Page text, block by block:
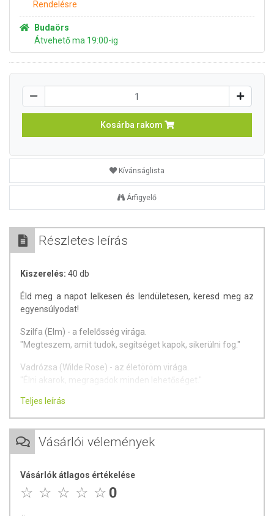
Rendelésre
Budaörs
Átvehető ma 19:00-ig
Kosárba rakom
Kívánságlista
Árfigyelő
Részletes leírás
Kiszerelés: 40 db
Éld meg a napot lelkesen és lendületesen, keresd meg az
egyensúlyodat!
Szilfa (Elm) - a felelősség virága.
"Megteszem, amit tudok, segítséget kapok, sikerülni fog."
Vadrózsa (Wilde Rose) - az életöröm virága.
"Élni akarok, megragadok minden lehetőséget."
Olajfa (Olive) - a megújulás virága.
"Nyugalomban vagyok, kipihentem magam, új erőt nyerek."
Gyertyán (Hornbeam) - a tetterő virága.
"Frissnek érzem magam, lendületben vagyok, szívesen
Javasolt használat:
Vegyünk be 1-4 rágógumit a megterhelő helyzetek előtt,
Teljes leírás
Vásárlói vélemények
Vásárlók átlagos értékelése
0